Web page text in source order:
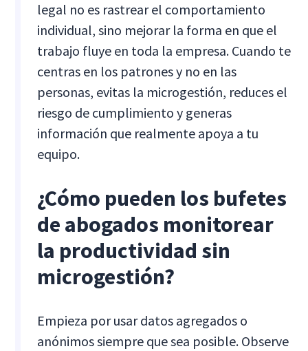
legal no es rastrear el comportamiento
individual, sino mejorar la forma en que el
trabajo fluye en toda la empresa. Cuando te
centras en los patrones y no en las
personas, evitas la microgestión, reduces el
riesgo de cumplimiento y generas
información que realmente apoya a tu
equipo.
¿Cómo pueden los bufetes
de abogados monitorear
la productividad sin
microgestión?
Empieza por usar datos agregados o
anónimos siempre que sea posible. Observe